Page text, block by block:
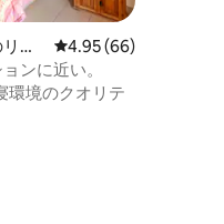
評価
ゾ
レビュー66件、5つ星
4.95 (66)
ンに近い。
環境のクオリテ